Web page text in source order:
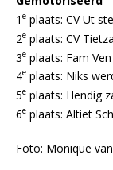
1 e plaats: CV Ut
2e plaats: CV
3e plaats: Fam
4e plaats: Niks
5e plaats: Hendig
6e plaats: Altiet
Foto: Monique